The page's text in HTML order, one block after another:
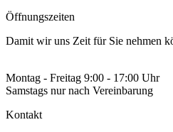
Öffnungszeiten
Damit wir uns Zeit für Sie nehmen
Montag - Freitag 9:00 - 17:00 Uhr
Samstags nur nach Vereinbarung
Kontakt